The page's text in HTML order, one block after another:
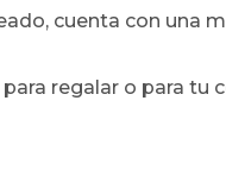
cuenta con una
regalar o para tu